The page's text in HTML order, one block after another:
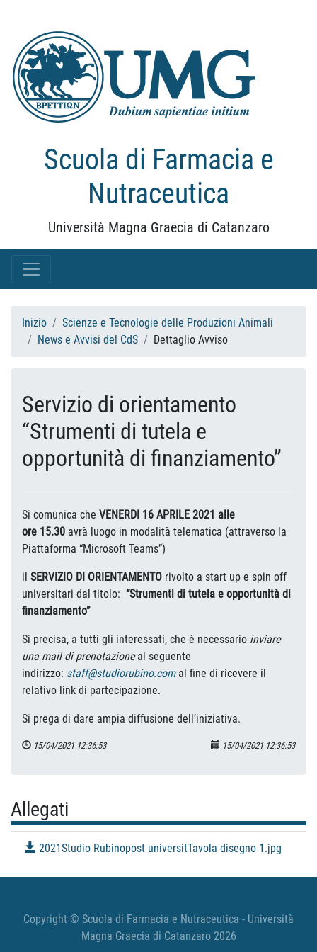
Scuola di Farmacia e
Nutraceutica
Università Magna Graecia di Catanzaro
Inizio
Scienze e Tecnologie delle Produzioni Animali
News e Avvisi del CdS
Dettaglio Avviso
Servizio di orientamento
“Strumenti di tutela e
opportunità di finanziamento”
Si comunica che VENERDI 16 APRILE 2021 alle
ore 15.30 avrà luogo in modalità telematica (attraverso la
Piattaforma “Microsoft Teams”)
il SERVIZIO DI ORIENTAMENTO rivolto a start up e spin off
universitari dal titolo: “Strumenti di tutela e opportunità di
finanziamento”
Si precisa, a tutti gli interessati, che è necessario inviare
una mail di prenotazioneal seguente
indirizzo: staff@studiorubino.comal fine di ricevere il
relativo link di partecipazione.
Si prega di dare ampia diffusione dell’iniziativa.
15/04/2021 12:36:53 15/04/2021 12:36:53
Allegati
2021Studio Rubinopost universitTavola disegno 1.jpg
Copyright © Scuola di Farmacia e Nutraceutica - Università
Magna Graecia di Catanzaro 2026